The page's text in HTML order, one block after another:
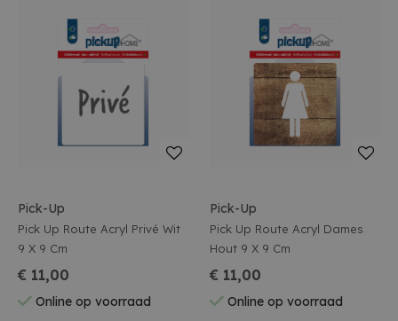
Pick-Up
Pick Up Route Acryl Privé Wit
9 X 9 Cm
€ 11,00
Online op voorraad
Pick-Up
Pick Up Route Acryl Dames
Hout 9 X 9 Cm
€ 11,00
Online op voorraad